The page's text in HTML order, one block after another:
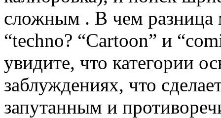
сложным . В чем
“techno? “Cartoon” и
увидите, что категории
заблуждениях, что
запутанным и